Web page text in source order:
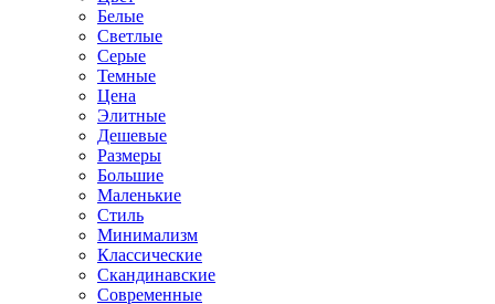
Белые
Светлые
Серые
Темные
Цена
Элитные
Дешевые
Размеры
Большие
Маленькие
Стиль
Минимализм
Классические
Скандинавские
Современные